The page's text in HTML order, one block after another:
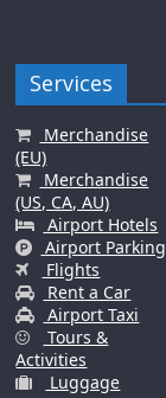
Services
Merchandise
(EU)
Merchandise
(US, CA, AU)
Airport Hotels
Airport Parking
Flights
Rent a Car
Airport Taxi
Tours &
Activities
Luggage